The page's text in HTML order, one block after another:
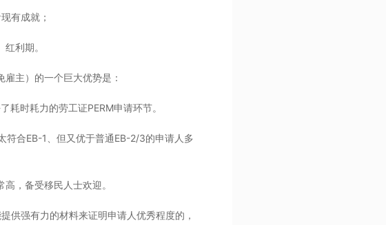
有成就；
利期。
主）的一个巨大优势是：
耗时耗力的劳工证PERM申请环节。
符合EB-1、但又优于普通EB-2/3的申请人多
，备受移民人士欢迎。
供强有力的材料来证明申请人优秀程度的，